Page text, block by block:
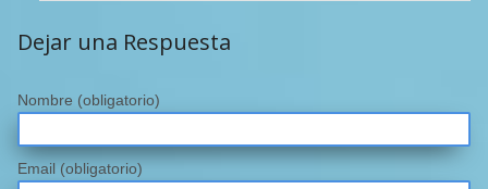
Dejar una Respuesta
Nombre (obligatorio)
Email (obligatorio)